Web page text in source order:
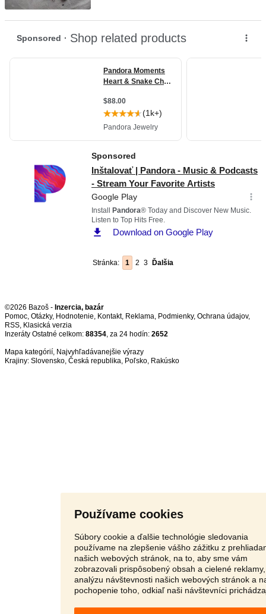
Používame cookies
Súbory cookie a ďalšie technológie sledovania
používame na zlepšenie vášho zážitku z
našich webových stránok, na to, aby sme vám
zobrazovali prispôsobený obsah a cielené
analýzu návštevnosti našich webových stránok a
pochopenie toho, odkiaľ naši návštevníci
Stránka: 1 2 3 Ďalšia
©2026 Bazoš - Inzercia, bazár
Pomoc, Otázky, Hodnotenie, Kontakt, Reklama, Podmienky, Ochrana údajov,
RSS,
Inzeráty Ostatné celkom: 88354, za 24 hodín: 2652
Mapa kategórií, Najvyhľadávanejšie výrazy
Krajiny: Slovensko, Česká republika, Poľsko, Rakúsko